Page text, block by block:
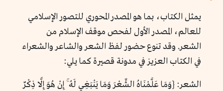
يمثل الكتاب، بما هو المصدر المحوري للتصور الإسلامي
للعالم، المصدر الأول لفحص موقف الإسلام من
الشعر. وقد تنوع حضور لفظ الشعر والشاعر والشعراء
في الكتاب العزيز في مدونة قصيرة كما يلي:
الشعر: {وَمَا عَلَّمْنَاهُ الشِّعْرَ وَمَا يَنْبَغِي لَهُ ۚ إِنْ هُوَ إِلَّا ذِكْرٌ